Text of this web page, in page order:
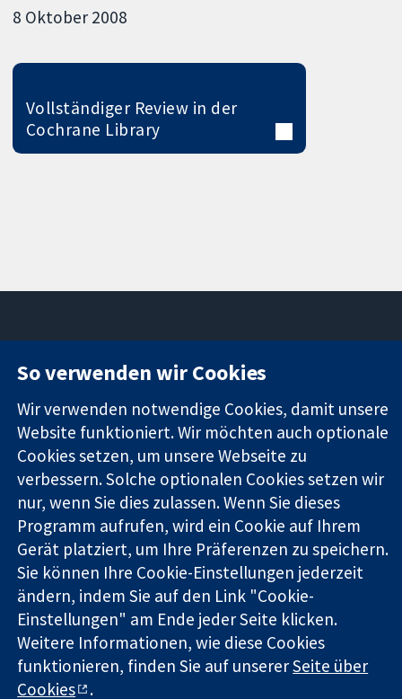
8 Oktober 2008
Vollständiger Review in der
Cochrane Library
Zuverlässige
Evidenz
Informierte
Entscheidungen
Bessere
Gesundheit
11-13 Cavendish
London
W1G0AN
Vereinigtes
Königreich
Neuigkeiten
Pressestelle
Über uns
Cochrane
Library
Die Cochrane Collaboration ist eine gemeinützige Organisation
(Nr. 1045921) und in England und in Wales als eine Gesellschaft
mit beschränkter Haftung (Nr. 03044323) registriert.
Umsatzsteuer-Identifikationsnummer GB 718 2127 49.
Copyright © 2026 The Cochrane Collaboration
Bedingungen für die Webseite
So verwenden wir Cookies
Wir verwenden notwendige Cookies, damit unsere
Website funktioniert. Wir möchten auch optionale
Cookies setzen, um unsere Webseite zu
verbessern. Solche optionalen Cookies setzen wir
nur, wenn Sie dies zulassen. Wenn Sie dieses
Programm aufrufen, wird ein Cookie auf Ihrem
Gerät platziert, um Ihre Präferenzen zu speichern.
Sie können Ihre Cookie-Einstellungen jederzeit
ändern, indem Sie auf den Link "Cookie-
Einstellungen" am Ende jeder Seite klicken.
Weitere Informationen, wie diese Cookies
funktionieren, finden Sie auf unsererSeite über
Cookies
.